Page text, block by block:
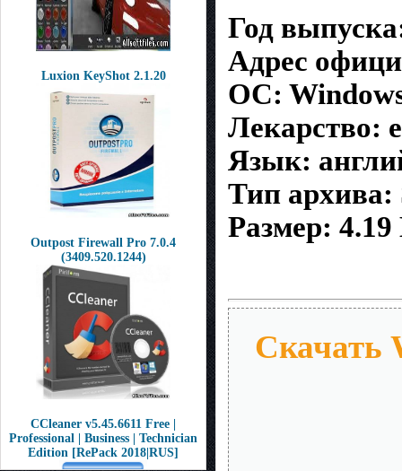
Luxion KeyShot 2.1.20
Outpost Firewall Pro 7.0.4
(3409.520.1244)
CCleaner v5.45.6611 Free |
Professional | Business | Technician
Edition [RePack 2018|RUS]
Год
Адрес
OC:
Лекарство:
Язык:
Тип
Размер:
Скачать